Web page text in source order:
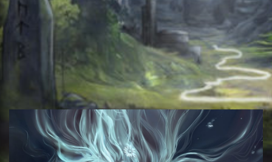
06/06/2019